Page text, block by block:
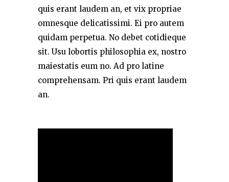
quis erant laudem an, et vix propriae
omnesque delicatissimi. Ei pro autem
quidam perpetua. No debet cotidieque
sit. Usu lobortis philosophia ex, nostro
maiestatis eum no. Ad pro latine
comprehensam. Pri quis erant laudem
an.